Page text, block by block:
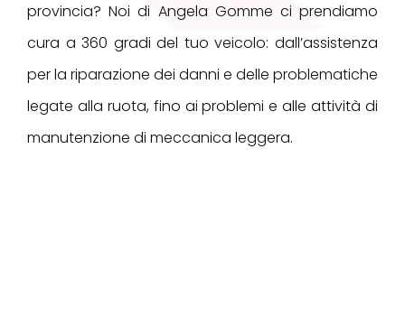
provincia? Noi di Angela Gomme ci prendiamo
cura a 360 gradi del tuo veicolo: dall’assistenza
per la riparazione dei danni e delle problematiche
legate alla ruota, fino ai problemi e alle attività di
manutenzione di meccanica leggera.